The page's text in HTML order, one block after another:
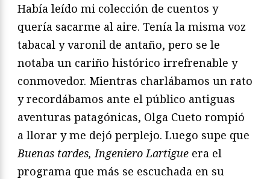
Había leído mi colección de cuentos y
quería sacarme al aire. Tenía la misma voz
tabacal y varonil de antaño, pero se le
notaba un cariño histórico irrefrenable y
conmovedor. Mientras charlábamos un rato
y recordábamos ante el público antiguas
aventuras patagónicas, Olga Cueto rompió
a llorar y me dejó perplejo. Luego supe que
Buenas tardes, Ingeniero Lartigue era el
programa que más se escuchada en su